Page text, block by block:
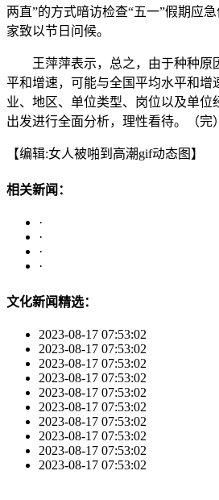
两直”的方式暗访检查“五一”假期应
家致以节日问候。
王萍萍表示，总之，由于种种原
平和增速，可能与全国平均水平和增
业、地区、单位类型、岗位以及单位
出发进行全面分析，理性看待。（完）
【编辑:女人被啪到高潮gif动态图】
相关新闻：
·
·
·
·
文化新闻精选：
2023-08-17 07:53:02
2023-08-17 07:53:02
2023-08-17 07:53:02
2023-08-17 07:53:02
2023-08-17 07:53:02
2023-08-17 07:53:02
2023-08-17 07:53:02
2023-08-17 07:53:02
2023-08-17 07:53:02
2023-08-17 07:53:02